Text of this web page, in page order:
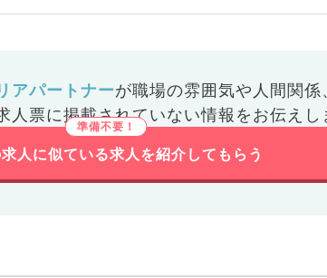
アパートナーが職場の雰囲気や人間関係
人票に掲載されていない情報をお伝えし
人に似ている求人を紹介してもらう